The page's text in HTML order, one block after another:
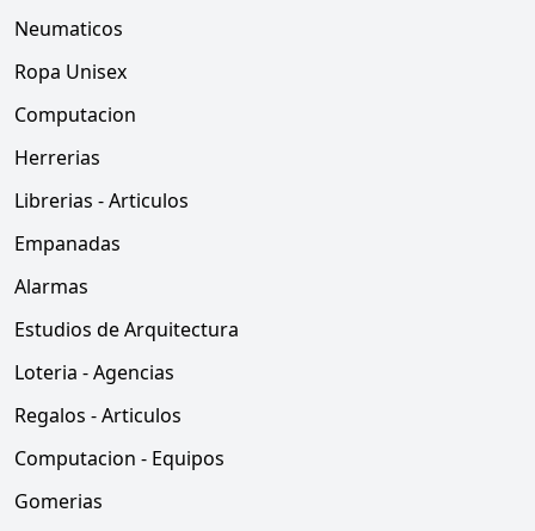
Neumaticos
Ropa Unisex
Computacion
Herrerias
Librerias - Articulos
Empanadas
Alarmas
Estudios de Arquitectura
Loteria - Agencias
Regalos - Articulos
Computacion - Equipos
Gomerias